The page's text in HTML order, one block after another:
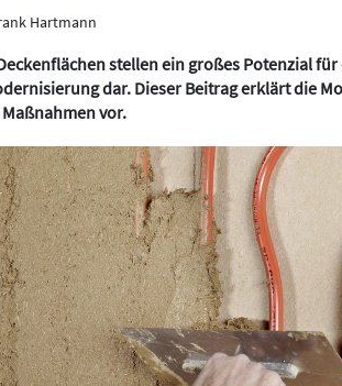
Hartmann
stellen ein großes Potenzial für
dar. Dieser Beitrag erklärt die
vor.